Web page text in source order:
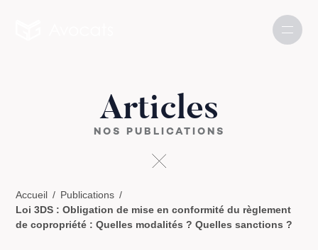
Articles
NOS PUBLICATIONS
Accueil
Publications
Loi 3DS : Obligation de mise en conformité du règlement
de copropriété : Quelles modalités ? Quelles sanctions ?